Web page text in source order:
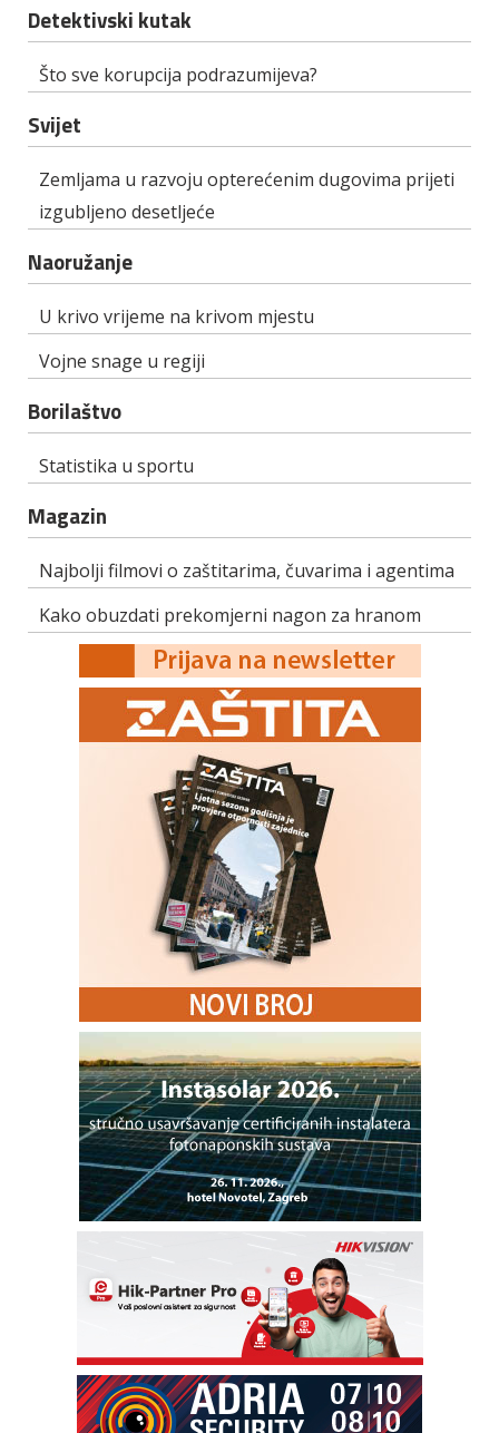
Detektivski kutak
Što sve korupcija podrazumijeva?
Svijet
Zemljama u razvoju opterećenim dugovima prijeti
izgubljeno desetljeće
Naoružanje
U krivo vrijeme na krivom mjestu
Vojne snage u regiji
Borilaštvo
Statistika u sportu
Magazin
Najbolji filmovi o zaštitarima, čuvarima i agentima
Kako obuzdati prekomjerni nagon za hranom